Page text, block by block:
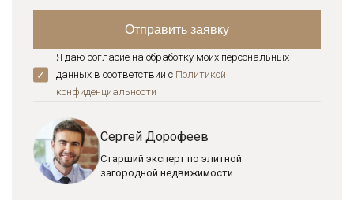
Я даю согласие на обработку моих персональных
данных в соответствии с Политикой
конфиденциальноcти
Сергей Дорофеев
Старший эксперт по элитной
загородной недвижимости